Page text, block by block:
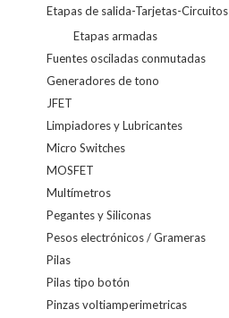
Etapas de salida-Tarjetas-Circuitos
Etapas armadas
Fuentes osciladas conmutadas
Generadores de tono
JFET
Limpiadores y Lubricantes
Micro Switches
MOSFET
Multímetros
Pegantes y Siliconas
Pesos electrónicos / Grameras
Pilas
Pilas tipo botón
Pinzas voltiamperimetricas